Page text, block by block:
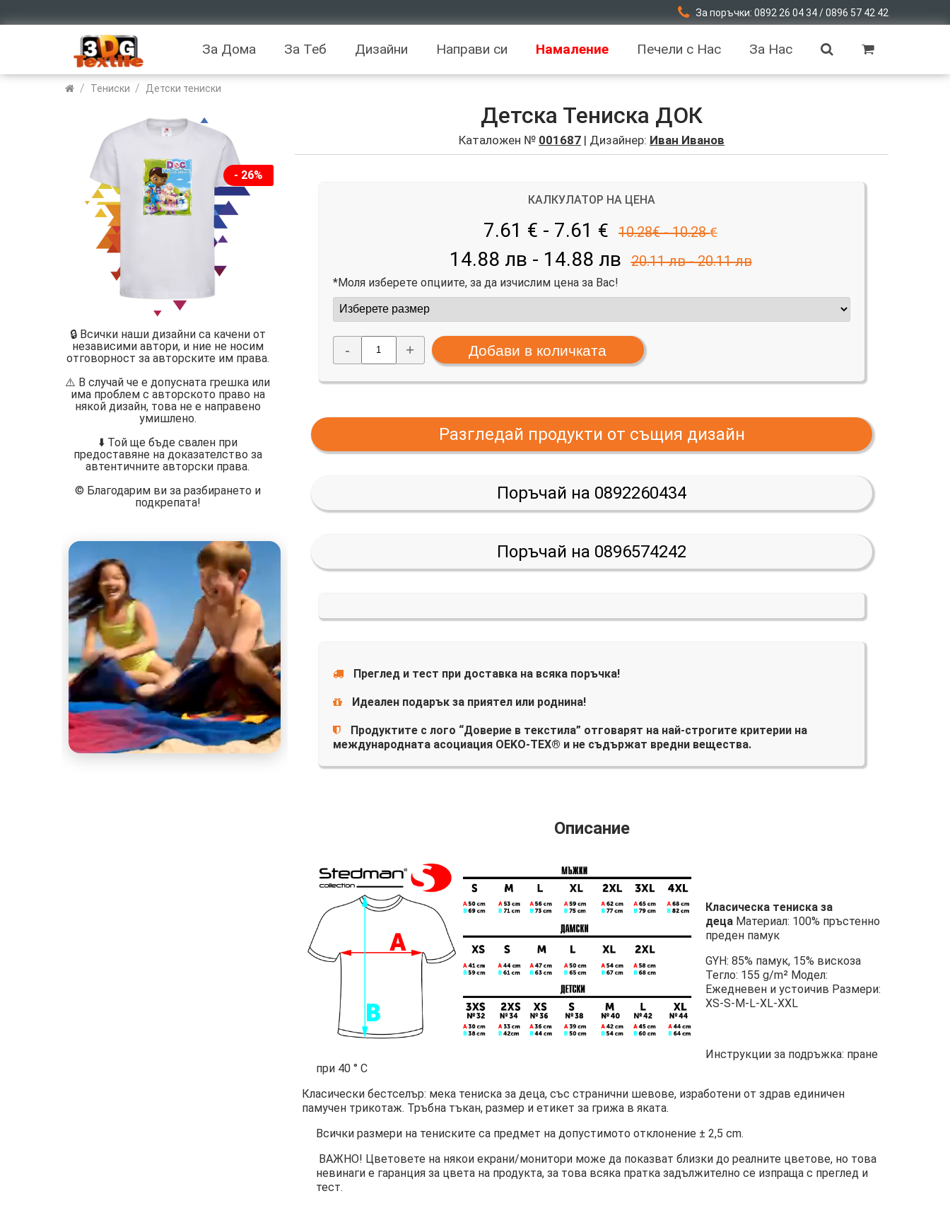
За поръчки: 0892 26 04 34 / 0896 57 42 42
За Дома За Теб Дизайни Направи си Намаление Печели с Нас За Нас
/ Тениски / Детски тениски
- 26%
🔒 Всички наши дизайни са качени от
независими автори, и ние не носим
отговорност за авторските им права.
⚠️ В случай че е допусната грешка или
има проблем с авторското право на
някой дизайн, това не е направено
умишлено.
⬇️ Той ще бъде свален при
предоставяне на доказателство за
автентичните авторски права.
©️ Благодарим ви за разбирането и
подкрепата!
Детска Тениска ДОК
Каталожен № 001687 | Дизайнер: Иван Иванов
КАЛКУЛАТОР НА ЦЕНА
7.61 € - 7.61 € 10.28€ - 10.28 €
14.88 лв - 14.88 лв 20.11 лв - 20.11 лв
*Моля изберете опциите, за да изчислим цена за Вас!
- +
Разгледай продукти от същия дизайн
Поръчай на 0892260434
Поръчай на 0896574242
Преглед и тест при доставка на всяка поръчка!
Идеален подарък за приятел или роднина!
Продуктите с лого “Доверие в текстила” отговарят на най-строгите критерии на
международната асоциация OEKO-TEX® и не съдържат вредни вещества.
Описание
Класическа тениска за
деца Материал: 100% пръстенно
преден памук
GYH: 85% памук, 15% вискоза
Тегло: 155 g/m² Модел:
Ежедневен и устоичив Размери:
XS-S-M-L-XL-XXL
Инструкции за подръжка: пране
при 40 ° C
Класически бестселър: мека тениска за деца, със странични шевове, изработени от здрав единичен
памучен трикотаж. Тръбна тъкан, размер и етикет за грижа в яката.
Всички размери на тениските са предмет на допустимото отклонение ± 2,5 cm.
ВАЖНО! Цветовете на някои екрани/монитори може да показват близки до реалните цветове, но това
невинаги е гаранция за цвета на продукта, за това всяка пратка задължително се изпраща с преглед и
тест.